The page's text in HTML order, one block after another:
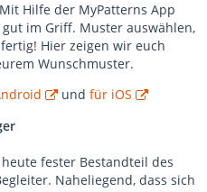
Hilfe der MyPatterns App
gut im Griff. Muster auswählen,
Hier zeigen wir euch
Wunschmuster.
und für iOS
fester Bestandteil des
Naheliegend, dass sich